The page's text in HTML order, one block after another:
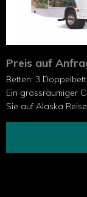
Preis auf
Betten: 3
Ein grossräumiger
Sie auf Alaska